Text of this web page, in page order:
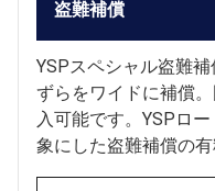
盗難補償
YSPスペシャル盗難
ずらをワイドに補償
入可能です。YSPロ
象にした盗難補償の